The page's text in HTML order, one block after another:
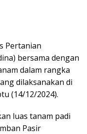
Pertanian
bersama dengan
dalam rangka
dilaksanakan di
(14/12/2024).
luas tanam padi
Pasir